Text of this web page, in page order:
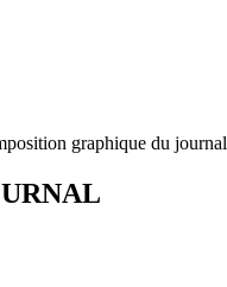
graphique du journal